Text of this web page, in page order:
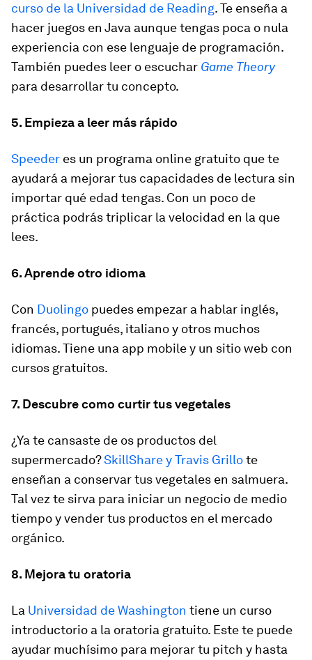
curso de la Universidad de Reading. Te enseña a
hacer juegos en Java aunque tengas poca o nula
experiencia con ese lenguaje de programación.
También puedes leer o escuchar Game Theory
para desarrollar tu concepto.
5. Empieza a leer más rápido
Speeder es un programa online gratuito que te
ayudará a mejorar tus capacidades de lectura sin
importar qué edad tengas. Con un poco de
práctica podrás triplicar la velocidad en la que
lees.
6. Aprende otro idioma
Con Duolingo puedes empezar a hablar inglés,
francés, portugués, italiano y otros muchos
idiomas. Tiene una app mobile y un sitio web con
cursos gratuitos.
7. Descubre como curtir tus vegetales
¿Ya te cansaste de os productos del
supermercado?SkillShare y Travis Grillote
enseñan a conservar tus vegetales en salmuera.
Tal vez te sirva para iniciar un negocio de medio
tiempo y vender tus productos en el mercado
orgánico.
8. Mejora tu oratoria
La Universidad de Washington tiene un curso
introductorio a la oratoria gratuito. Este te puede
ayudar muchísimo para mejorar tu pitch y hasta